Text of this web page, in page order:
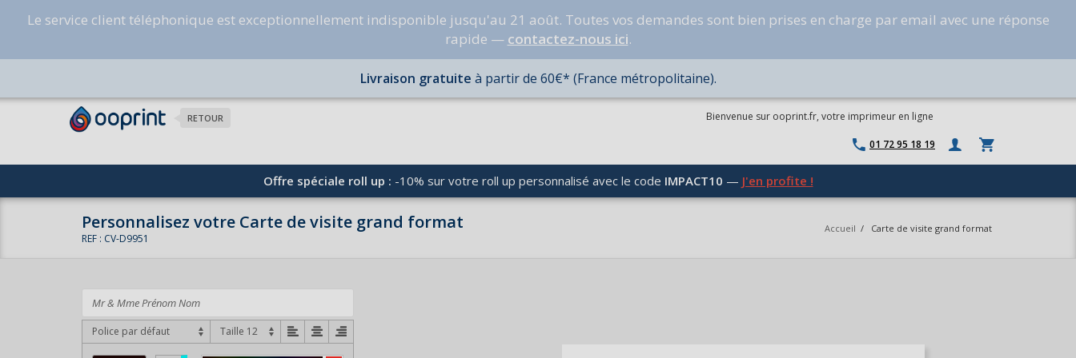
Le service client téléphonique est exceptionnellement indisponible jusqu'au 21 août. Toutes vos demandes sont bien prises en charge par email avec une réponse
rapide — contactez-nous ici.
Livraison gratuite à partir de 60€* (France métropolitaine).
RETOUR Bienvenue sur ooprint.fr, votre imprimeur en ligne
01 72 95 18 19
Offre spéciale roll up : -10% sur votre roll up personnalisé avec le code IMPACT10 — J'en profite !
Personnalisez votre Carte de visite grand format
REF : CV-D9951
Accueil / Carte de visite grand format
Police par défaut